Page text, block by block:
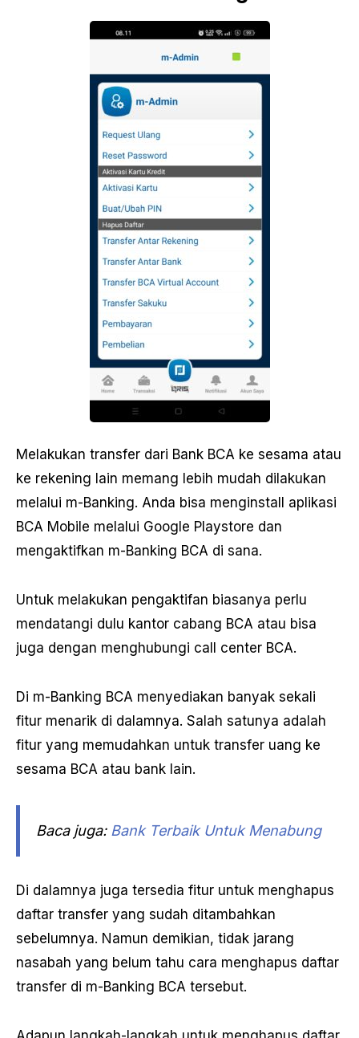
Melakukan transfer dari Bank BCA ke sesama atau
ke rekening lain memang lebih mudah dilakukan
melalui m-Banking. Anda bisa menginstall aplikasi
BCA Mobile melalui Google Playstore dan
mengaktifkan m-Banking BCA di sana.
Untuk melakukan pengaktifan biasanya perlu
mendatangi dulu kantor cabang BCA atau bisa
juga dengan menghubungi call center BCA.
Di m-Banking BCA menyediakan banyak sekali
fitur menarik di dalamnya. Salah satunya adalah
fitur yang memudahkan untuk transfer uang ke
sesama BCA atau bank lain.
Baca juga: Bank Terbaik Untuk Menabung
Di dalamnya juga tersedia fitur untuk menghapus
daftar transfer yang sudah ditambahkan
sebelumnya. Namun demikian, tidak jarang
nasabah yang belum tahu cara menghapus daftar
transfer di m-Banking BCA tersebut.